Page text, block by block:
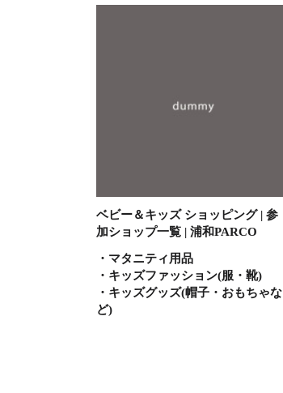
ベビー＆キッズ ショッピング | 参
加ショップ一覧 | 浦和PARCO
・マタニティ用品
・キッズファッション(服・靴)
・キッズグッズ(帽子・おもちゃな
ど)